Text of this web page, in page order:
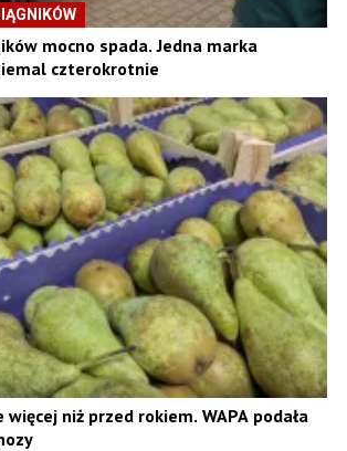
mocno spada. Jedna marka
czterokrotnie
więcej niż przed rokiem. WAPA podała